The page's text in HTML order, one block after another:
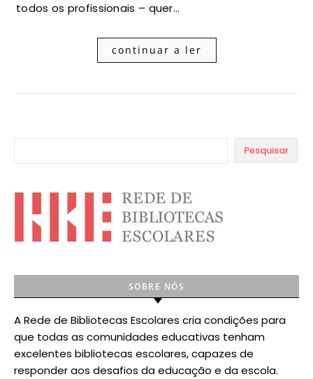
todos os profissionais – quer…
continuar a ler
Pesquisar
SOBRE NÓS
A Rede de Bibliotecas Escolares cria condições para
que todas as comunidades educativas tenham
excelentes bibliotecas escolares, capazes de
responder aos desafios da educação e da escola.